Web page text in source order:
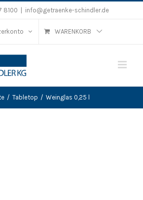
8100 info@getraenke-schindler.de
WARENKORB
/ Tabletop / Weinglas 0,25 l